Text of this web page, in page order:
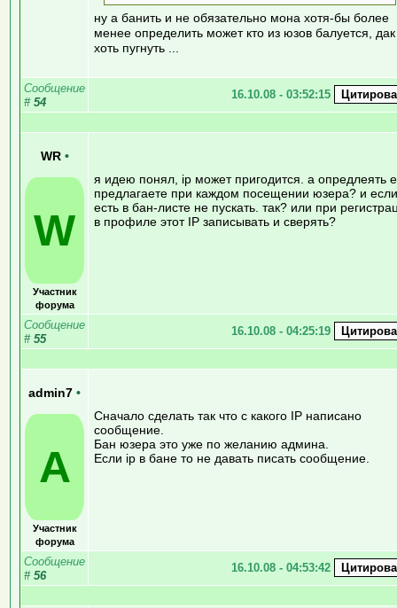
ну а банить и не обязательно мона хотя-бы более
менее определить может кто из юзов балуется, дак
хоть пугнуть ...
Сообщение
# 54
16.10.08 - 03:52:15
WR •
W
Участник
форума
я идею понял, ip может пригодится. а опредлеять
предлагаете при каждом посещении юзера? и если
есть в бан-листе не пускать. так? или при
в профиле этот IP записывать и сверять?
Сообщение
# 55
16.10.08 - 04:25:19
admin7 •
A
Участник
форума
Сначало сделать так что с какого IP написано
сообщение.
Бан юзера это уже по желанию админа.
Если ip в бане то не давать писать сообщение.
Сообщение
# 56
16.10.08 - 04:53:42